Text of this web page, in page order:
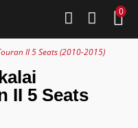
0
II 5 Seats (2010-2015)
II 5 Seats